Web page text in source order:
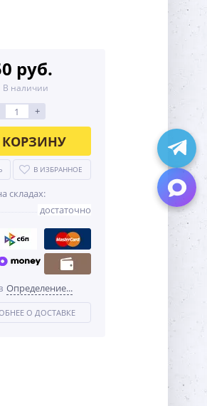
руб.
В наличии
+
КОРЗИНУ
В ИЗБРАННОЕ
складах:
достаточно
Определение...
О ДОСТАВКЕ